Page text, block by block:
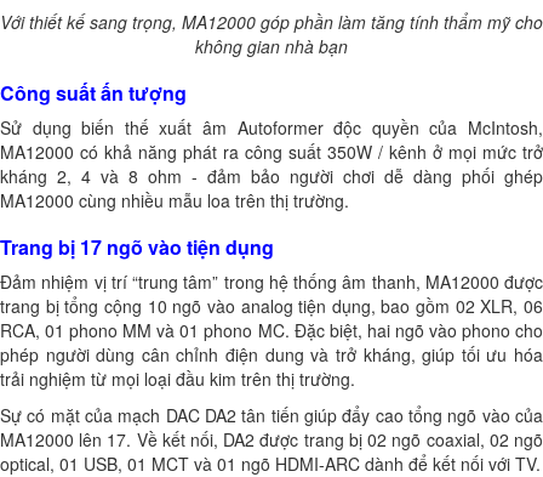
Với thiết kế sang trọng, MA12000 góp phần làm tăng tính thẩm mỹ cho
không gian nhà bạn
Công suất ấn tượng
Sử dụng biến thế xuất âm Autoformer độc quyền của McIntosh,
MA12000 có khả năng phát ra công suất 350W / kênh ở mọi mức trở
kháng 2, 4 và 8 ohm - đảm bảo người chơi dễ dàng phối ghép
MA12000 cùng nhiều mẫu loa trên thị trường.
Trang bị 17 ngõ vào tiện dụng
Đảm nhiệm vị trí “trung tâm” trong hệ thống âm thanh, MA12000 được
trang bị tổng cộng 10 ngõ vào analog tiện dụng, bao gồm 02 XLR, 06
RCA, 01 phono MM và 01 phono MC. Đặc biệt, hai ngõ vào phono cho
phép người dùng cân chỉnh điện dung và trở kháng, giúp tối ưu hóa
trải nghiệm từ mọi loại đầu kim trên thị trường.
Sự có mặt của mạch DAC DA2 tân tiến giúp đẩy cao tổng ngõ vào của
MA12000 lên 17. Về kết nối, DA2 được trang bị 02 ngõ coaxial, 02 ngõ
optical, 01 USB, 01 MCT và 01 ngõ HDMI-ARC dành để kết nối với TV.